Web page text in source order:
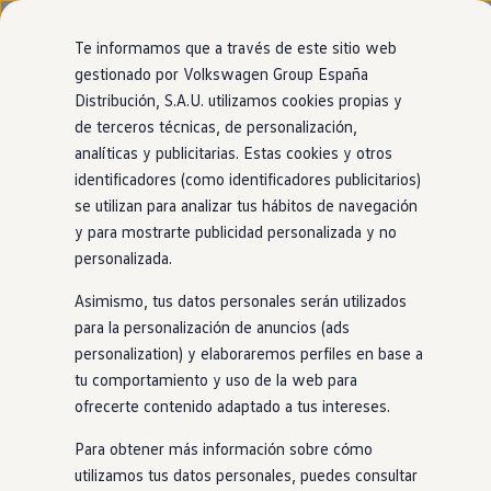
Ir
directamente
al contenido
Ir
directamente
al pie de
página
Nuevo ID. Cross
Vehículos Comerciales
Compra y ofertas
Volkswagen nuevo en stock
Volkswagen de ocasión
Financiación
My Renting
My Way
Seguros
Empresas
Autoescuelas
Eléctricos e híbridos
Más sobre híbridos
Plan Auto +
Etiquetas DGT
Simulador de autonomía, carga y ahorro
Carga y autonomía
Soluciones de carga
Tarifas de carga
Carga en casa
Modos de carga
Página de inicio Volkswagen España Ley de Servicios Digitales
Información sobre la
Ley de Servicios
Digitales (“Digital
Services Act”, “DSA”)
como plataforma
línea para la venta de
Te informamos que a través de este sitio web
gestionado por Volkswagen Group España
Distribución, S.A.U. utilizamos cookies propias y
de terceros técnicas, de personalización,
analíticas y publicitarias. Estas cookies y otros
identificadores (como identificadores publicitarios)
se utilizan para analizar tus hábitos de navegación
y para mostrarte publicidad personalizada y no
personalizada.
Asimismo, tus datos personales serán utilizados
para la personalización de anuncios (ads
personalization) y elaboraremos perfiles en base a
tu comportamiento y uso de la web para
ofrecerte contenido adaptado a tus intereses.
Para obtener más información sobre cómo
utilizamos tus datos personales, puedes consultar